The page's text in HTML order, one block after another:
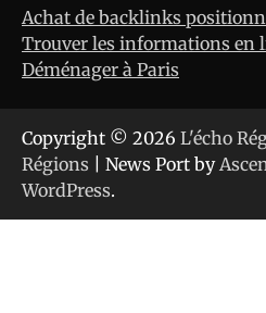
Achat de backlinks
Trouver les informations en
Déménager à Paris
Copyright © 2026 L'écho
Régions | News Port by
WordPress.